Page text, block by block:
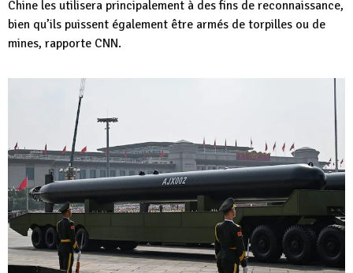
Chine les utilisera principalement à des fins de reconnaissance,
bien qu’ils puissent également être armés de torpilles ou de
mines, rapporte CNN.